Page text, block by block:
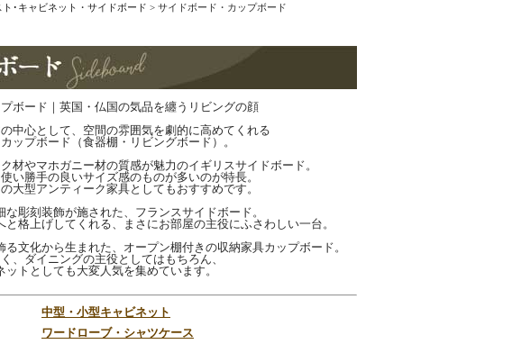
･キャビネット・サイドボード > サイドボード・カップボード
ボード｜英国・仏国の気品を纏うリビングの顔
中心として、空間の雰囲気を劇的に高めてくれる
ップボード（食器棚・リビングボード）。
材やマホガニー材の質感が魅力のイギリスサイドボード。
い勝手の良いサイズ感のものが多いのが特長。
大型アンティーク家具としてもおすすめです。
彫刻装飾が施された、フランスサイドボード。
格上げしてくれる、まさにお部屋の主役にふさわしい一台。
文化から生まれた、オープン棚付きの収納家具カップボード。
、ダイニングの主役としてはもちろん、
トとしても大変人気を集めています。
中型・小型キャビネット
ワードローブ・シャツケース